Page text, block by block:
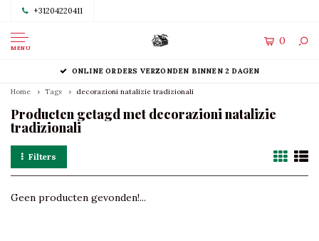
+31204220411
MENU
0
ONLINE ORDERS VERZONDEN BINNEN 2 DAGEN
Home Tags decorazioni natalizie tradizionali
Producten getagd met decorazioni natalizie
tradizionali
Filters
Geen producten gevonden!...